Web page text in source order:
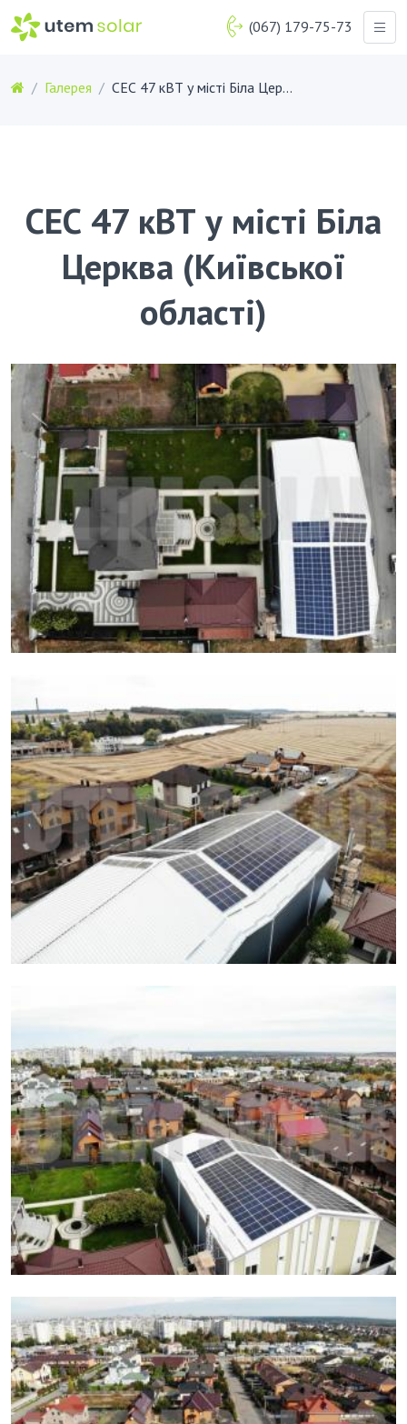
(067) 179-75-73
Галерея СЕС 47 кВТ у місті Біла Церква (Київської області)
СЕС 47 кВТ у місті Біла
Церква (Київської
області)